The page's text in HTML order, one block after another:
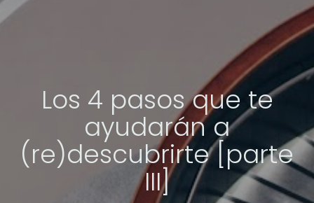
Los 4 pasos que te
ayudarán a
(re)descubrirte [parte
III]